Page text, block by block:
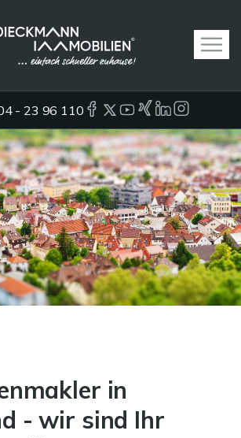
- 23 96 110
in
- wir sind Ihr